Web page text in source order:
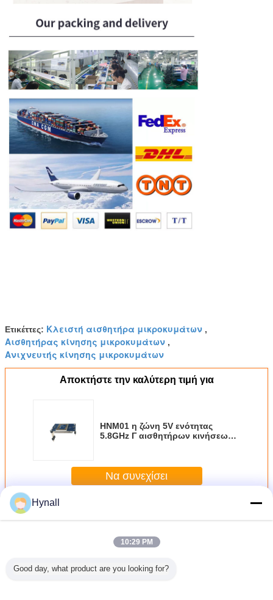
Ετικέττες: Κλειστή αισθητήρα μικροκυμάτων ,
Αισθητήρας κίνησης μικροκυμάτων ,
Ανιχνευτής κίνησης μικροκυμάτων
Αποκτήστε την καλύτερη τιμή για
HNM01 η ζώνη 5V ενότητας
5.8GHz Γ αισθητήρων κινήσεων
Να συνεχίσει
Περισσότεροι
ενότητα αισθητήρων κινήσεων μικροκυμάτων
Hynall
10:29 PM
Good day, what product are you looking for?